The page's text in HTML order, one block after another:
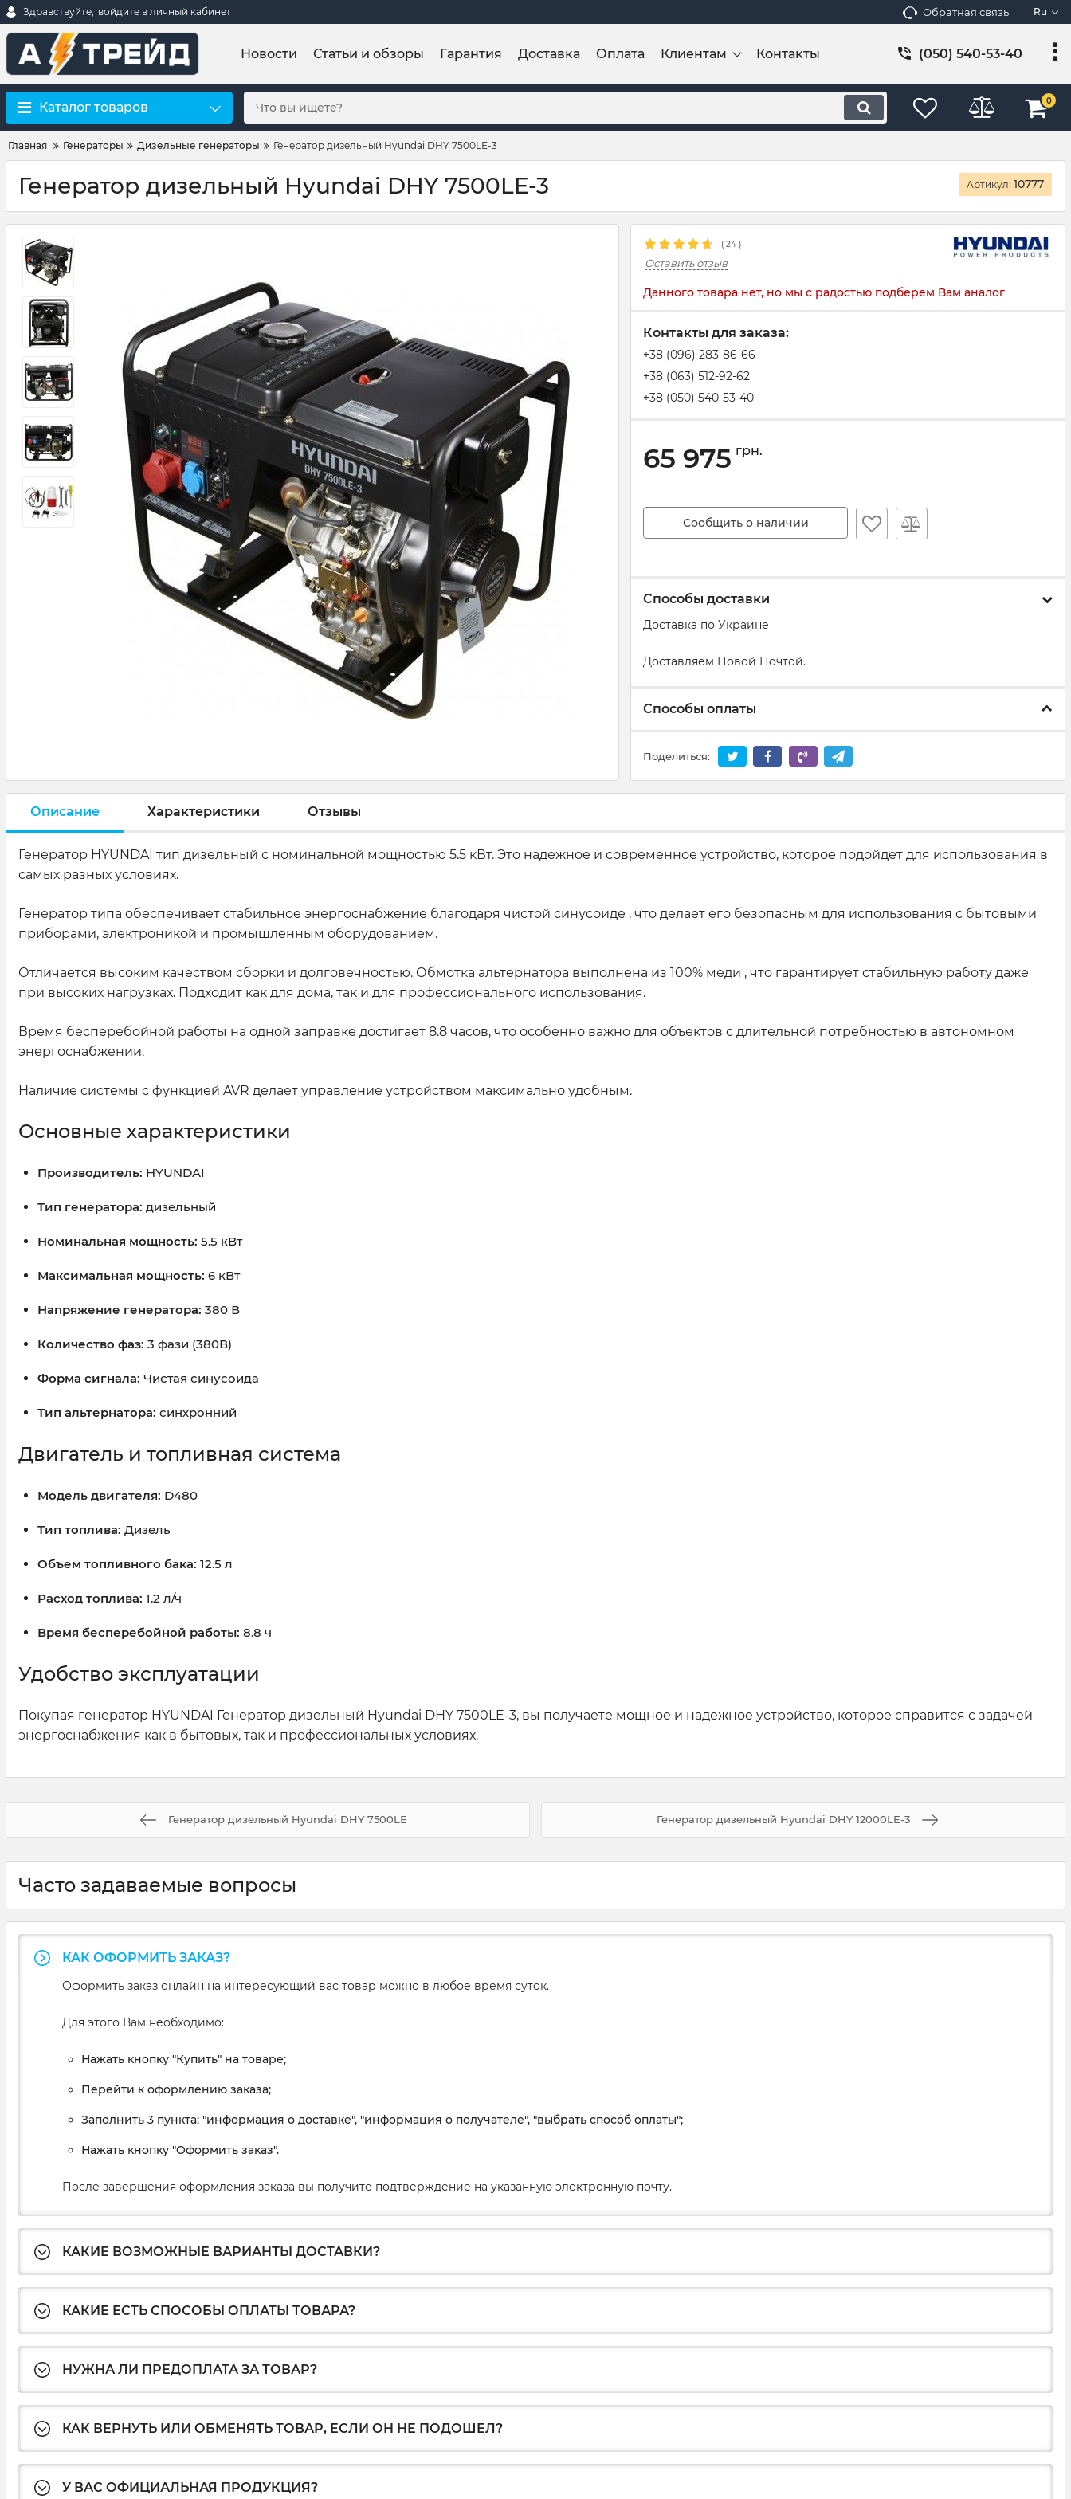
Здравствуйте, войдите в личный кабинет Обратная связь Ru
Новости Статьи и обзоры Гарантия Доставка Оплата Клиентам Контакты (050) 540-53-40
Каталог товаров 0
Главная Генераторы Дизельные генераторы Генератор дизельный Hyundai DHY 7500LE-3
Генератор дизельный Hyundai DHY 7500LE-3 Артикул: 10777
( 24 )
Оставить отзыв
Данного товара нет, но мы с радостью подберем Вам аналог
Контакты для заказа:
+38 (096) 283-86-66
+38 (063) 512-92-62
+38 (050) 540-53-40
65 975 грн.
Сообщить о наличии
Способы доставки
Доставка по Украине
Доставляем Новой Почтой.
Способы оплаты
Поделиться:
Описание Характеристики Отзывы
Генератор HYUNDAI тип дизельный с номинальной мощностью 5.5 кВт. Это надежное и современное устройство, которое подойдет для использования в
самых разных условиях.
Генератор типа обеспечивает стабильное энергоснабжение благодаря чистой синусоиде , что делает его безопасным для использования с бытовыми
приборами, электроникой и промышленным оборудованием.
Отличается высоким качеством сборки и долговечностью. Обмотка альтернатора выполнена из 100% меди , что гарантирует стабильную работу даже
при высоких нагрузках. Подходит как для дома, так и для профессионального использования.
Время бесперебойной работы на одной заправке достигает 8.8 часов, что особенно важно для объектов с длительной потребностью в автономном
энергоснабжении.
Наличие системы с функцией AVR делает управление устройством максимально удобным.
Основные характеристики
Производитель: HYUNDAI
Тип генератора: дизельный
Номинальная мощность: 5.5 кВт
Максимальная мощность: 6 кВт
Напряжение генератора: 380 В
Количество фаз: 3 фази (380В)
Форма сигнала: Чистая синусоида
Тип альтернатора: синхронний
Двигатель и топливная система
Модель двигателя: D480
Тип топлива: Дизель
Объем топливного бака: 12.5 л
Расход топлива: 1.2 л/ч
Время бесперебойной работы: 8.8 ч
Удобство эксплуатации
Покупая генератор HYUNDAI Генератор дизельный Hyundai DHY 7500LE-3, вы получаете мощное и надежное устройство, которое справится с задачей
энергоснабжения как в бытовых, так и профессиональных условиях.
Генератор дизельный Hyundai DHY 7500LE Генератор дизельный Hyundai DHY 12000LE-3
Часто задаваемые вопросы
КАК ОФОРМИТЬ ЗАКАЗ?
Оформить заказ онлайн на интересующий вас товар можно в любое время суток.
Для этого Вам необходимо:
Нажать кнопку "Купить" на товаре;
Перейти к оформлению заказа;
Заполнить 3 пункта: "информация о доставке", "информация о получателе", "выбрать способ оплаты";
Нажать кнопку "Оформить заказ".
После завершения оформления заказа вы получите подтверждение на указанную электронную почту.
КАКИЕ ВОЗМОЖНЫЕ ВАРИАНТЫ ДОСТАВКИ?
КАКИЕ ЕСТЬ СПОСОБЫ ОПЛАТЫ ТОВАРА?
НУЖНА ЛИ ПРЕДОПЛАТА ЗА ТОВАР?
КАК ВЕРНУТЬ ИЛИ ОБМЕНЯТЬ ТОВАР, ЕСЛИ ОН НЕ ПОДОШЕЛ?
У ВАС ОФИЦИАЛЬНАЯ ПРОДУКЦИЯ?